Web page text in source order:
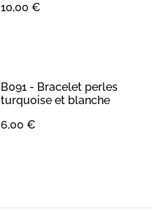
10,00 €
B091 - Bracelet perles
turquoise et blanche
6,00 €